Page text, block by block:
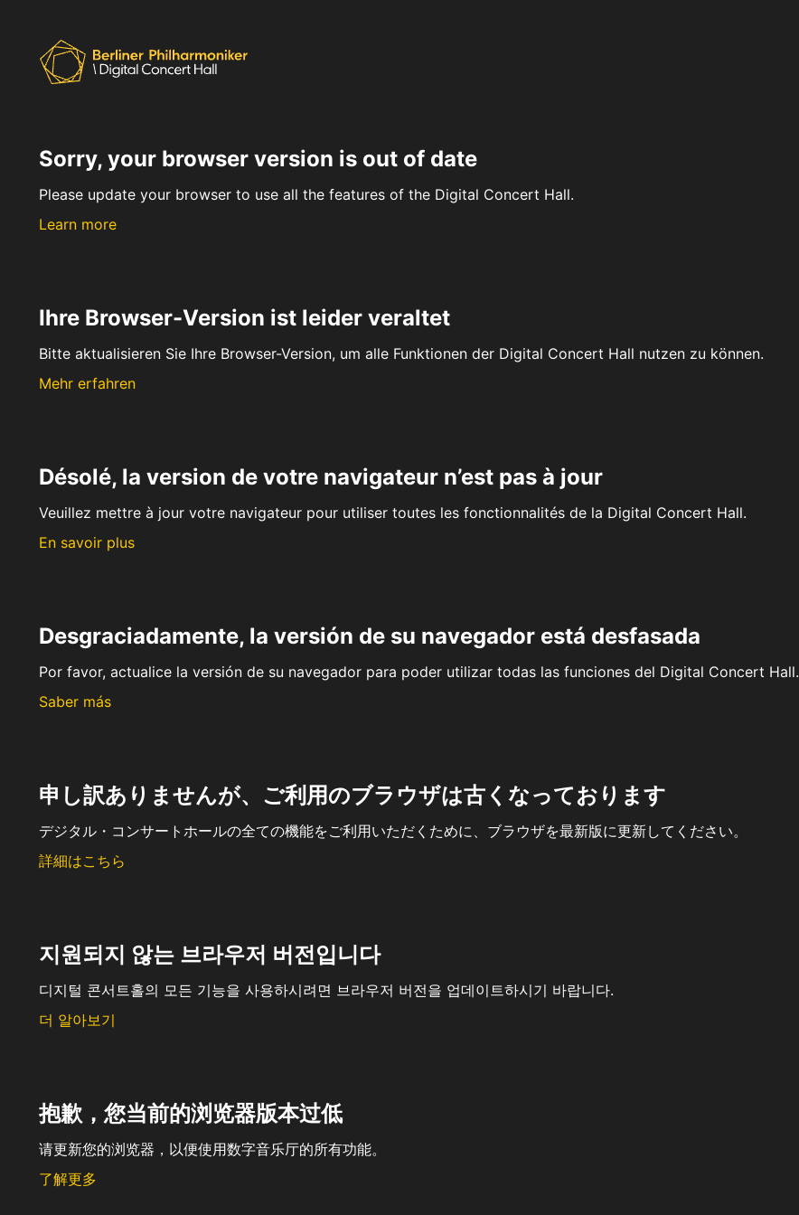
Sorry, your browser version is out of date
Please update your browser to use all the features of the Digital Concert Hall.
Learn more
Ihre Browser-Version ist leider veraltet
Bitte aktualisieren Sie Ihre Browser-Version, um alle Funktionen der Digital Concert Hall nutzen zu können.
Mehr erfahren
Désolé, la version de votre navigateur n’est pas à jour
Veuillez mettre à jour votre navigateur pour utiliser toutes les fonctionnalités de la Digital Concert Hall.
En savoir plus
Desgraciadamente, la versión de su navegador está desfasada
Por favor, actualice la versión de su navegador para poder utilizar todas las funciones del Digital Concert Hall.
Saber más
申し訳ありませんが、ご利用のブラウザは古くなっております
デジタル・コンサートホールの全ての機能をご利用いただくために、ブラウザを最新版に更新してください。
詳細はこちら
지원되지 않는 브라우저 버전입니다
디지털 콘서트홀의 모든 기능을 사용하시려면 브라우저 버전을 업데이트하시기 바랍니다.
더 알아보기
抱歉，您当前的浏览器版本过低
请更新您的浏览器，以便使用数字音乐厅的所有功能。
了解更多